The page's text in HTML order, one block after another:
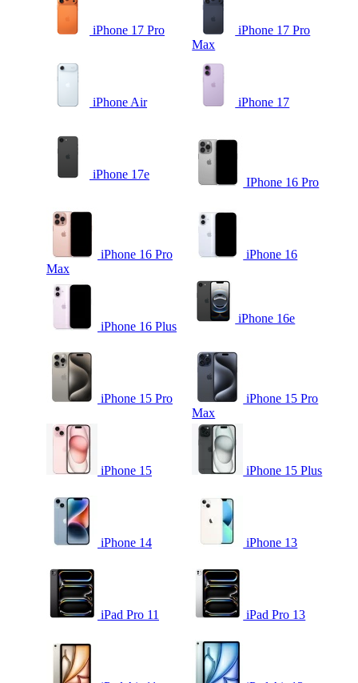
iPhone 17 Pro
iPhone 17 Pro
Max
iPhone Air iPhone 17
iPhone 17e
IPhone 16 Pro
iPhone 16 Pro
Max
iPhone 16
iPhone 16 Plus
iPhone 16e
iPhone 15 Pro
iPhone 15 Pro
Max
iPhone 15 iPhone 15 Plus
iPhone 14 iPhone 13
iPad Pro 11 iPad Pro 13